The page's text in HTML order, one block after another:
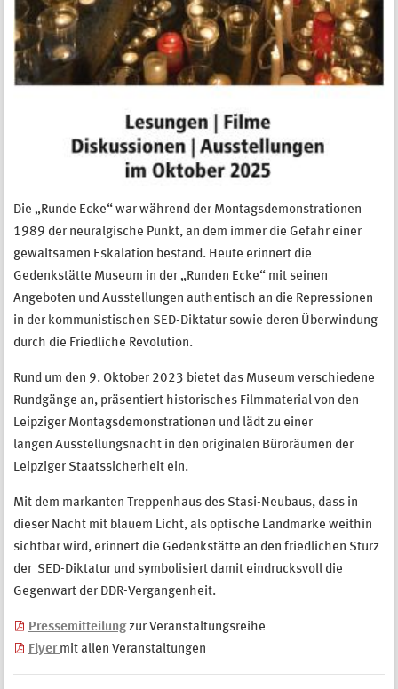
Die „Runde Ecke“ war während der Montagsdemonstrationen
1989 der neuralgische Punkt, an dem immer die Gefahr einer
gewaltsamen Eskalation bestand. Heute erinnert die
Gedenkstätte Museum in der „Runden Ecke“ mit seinen
Angeboten und Ausstellungen authentisch an die Repressionen
in der kommunistischen SED-Diktatur sowie deren Überwindung
durch die Friedliche Revolution.
Rund um den 9. Oktober 2023 bietet das Museum verschiedene
Rundgänge an, präsentiert historisches Filmmaterial von den
Leipziger Montagsdemonstrationen und lädt zu einer
langen Ausstellungsnacht in den originalen Büroräumen der
Leipziger Staatssicherheit ein.
Mit dem markanten Treppenhaus des Stasi-Neubaus, dass in
dieser Nacht mit blauem Licht, als optische Landmarke weithin
sichtbar wird, erinnert die Gedenkstätte an den friedlichen Sturz
der SED-Diktatur und symbolisiert damit eindrucksvoll die
Gegenwart der DDR-Vergangenheit.
Pressemitteilungzur Veranstaltungsreihe
Flyer mit allen Veranstaltungen